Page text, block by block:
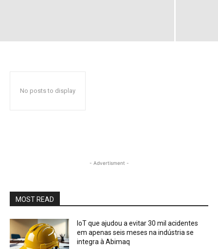
No posts to display
- Advertisment -
MOST READ
IoT que ajudou a evitar 30 mil acidentes
em apenas seis meses na indústria se
integra à Abimaq